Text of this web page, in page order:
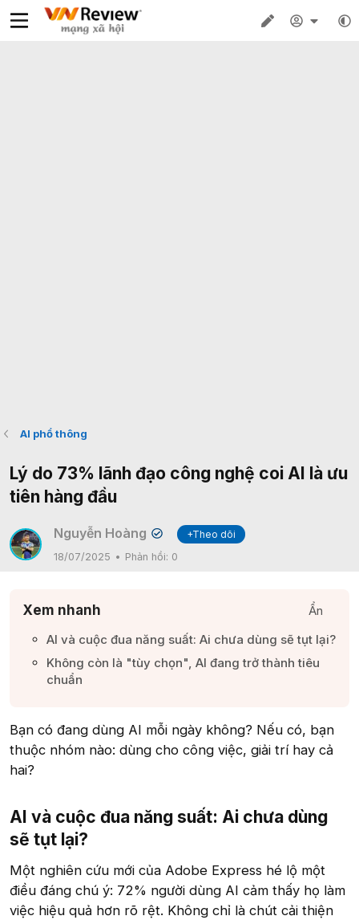
AI phổ thông
Lý do 73% lãnh đạo công nghệ coi AI là ưu
tiên hàng đầu
Nguyễn Hoàng ✔
+Theo dõi
18/07/2025
Phản hồi: 0
Xem nhanh
Ẩn
AI và cuộc đua năng suất: Ai chưa dùng sẽ tụt lại?​
Không còn là "tùy chọn", AI đang trở thành tiêu
chuẩn​
Bạn có đang dùng AI mỗi ngày không? Nếu có, bạn
thuộc nhóm nào: dùng cho công việc, giải trí hay cả
hai?
AI và cuộc đua năng suất: Ai chưa dùng
sẽ tụt lại?​
Một nghiên cứu mới của Adobe Express hé lộ một
điều đáng chú ý: 72% người dùng AI cảm thấy họ làm
việc hiệu quả hơn rõ rệt. Không chỉ là chút cải thiện